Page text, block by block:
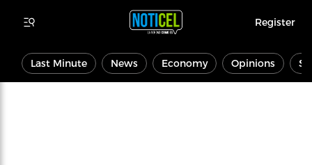
Register
Last Minute News Economy Opinions